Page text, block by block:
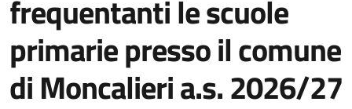
frequentanti le scuole
primarie presso il comune
di Moncalieri a.s. 2026/27